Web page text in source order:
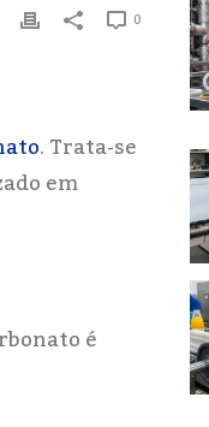
0
. Trata-se
em
é